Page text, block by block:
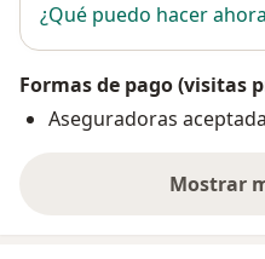
¿Qué puedo hacer
Formas de pago (visitas
Aseguradoras
Mostrar